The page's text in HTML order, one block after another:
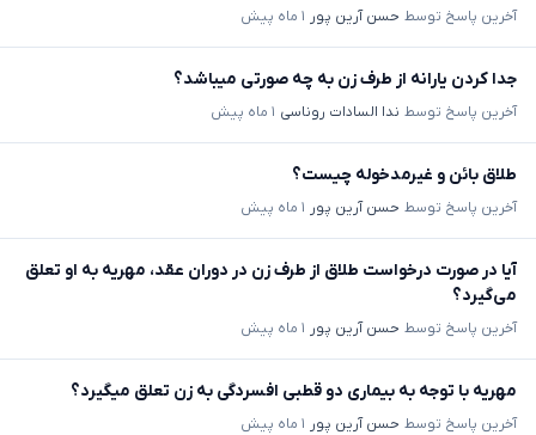
آخرین پاسخ توسط حسن آرین پور ۱ ماه پیش
جدا کردن یارانه از طرف زن به چه صورتی میباشد؟
آخرین پاسخ توسط ندا السادات روناسی ۱ ماه پیش
طلاق بائن و غیرمدخوله چیست؟
آخرین پاسخ توسط حسن آرین پور ۱ ماه پیش
آیا در صورت درخواست طلاق از طرف زن در دوران عقد، مهریه به او تعلق
می‌گیرد؟
آخرین پاسخ توسط حسن آرین پور ۱ ماه پیش
مهریه با توجه به بیماری دو قطبی افسردگی به زن تعلق میگیرد؟
آخرین پاسخ توسط حسن آرین پور ۱ ماه پیش